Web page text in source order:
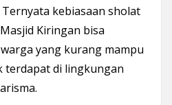
kebiasaan sholat
Kiringan bisa
yang kurang mampu
terdapat di lingkungan